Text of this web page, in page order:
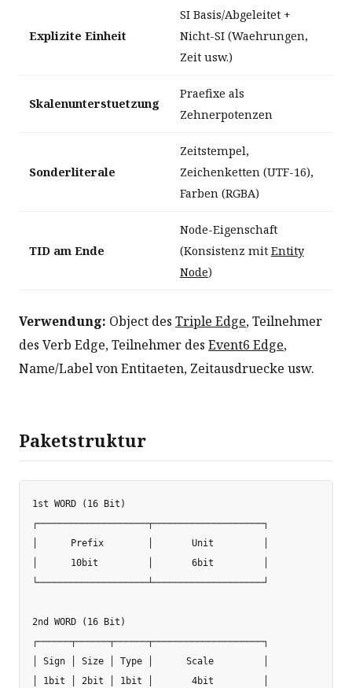
Explizite Einheit
SI Basis/Abgeleitet +
Nicht-SI (Waehrungen,
Zeit usw.)
Skalenunterstuetzung
Praefixe als
Zehnerpotenzen
Sonderliterale
Zeitstempel,
Zeichenketten (UTF-16),
Farben (RGBA)
TID am Ende
Node-Eigenschaft
(Konsistenz mit Entity
Node)
Verwendung: Object des Triple Edge, Teilnehmer
des Verb Edge, Teilnehmer des Event6 Edge,
Name/Label von Entitaeten, Zeitausdruecke usw.
Paketstruktur
1st WORD (16 Bit)
┌────────────────────┬────────────────────┐
│      Prefix        │       Unit         │
│      10bit         │       6bit         │
└────────────────────┴────────────────────┘
2nd WORD (16 Bit)
┌──────┬──────┬──────┬────────────────────┐
│ Sign │ Size │ Type │      Scale         │
│ 1bit │ 2bit │ 1bit │       4bit         │